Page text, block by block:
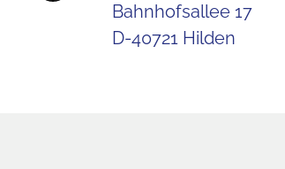
Bahnhofsallee 17
D-40721 Hilden